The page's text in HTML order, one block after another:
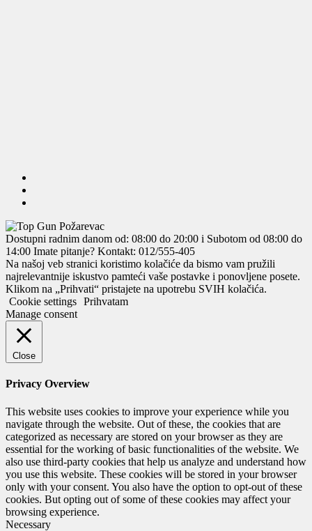
Dostupni radnim danom od: 08:00 do 20:00 i Subotom od 08:00 do
14:00 Imate pitanje? Kontakt: 012/555-405
Na našoj veb stranici koristimo kolačiće da bismo vam pružili
najrelevantnije iskustvo pamteći vaše postavke i ponovljene posete.
Klikom na „Prihvati“ pristajete na upotrebu SVIH kolačića.
Cookie settings Prihvatam
Manage consent
Close
Privacy Overview
This website uses cookies to improve your experience while you
navigate through the website. Out of these, the cookies that are
categorized as necessary are stored on your browser as they are
essential for the working of basic functionalities of the website. We
also use third-party cookies that help us analyze and understand how
you use this website. These cookies will be stored in your browser
only with your consent. You also have the option to opt-out of these
cookies. But opting out of some of these cookies may affect your
browsing experience.
Necessary